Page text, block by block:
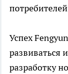
Успех
развиваться
разработку